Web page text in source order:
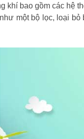
khí bao gồm các hệ
một bộ lọc, loại